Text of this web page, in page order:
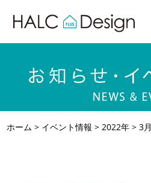
ホーム > イベント情報 > 2022年 > 3月